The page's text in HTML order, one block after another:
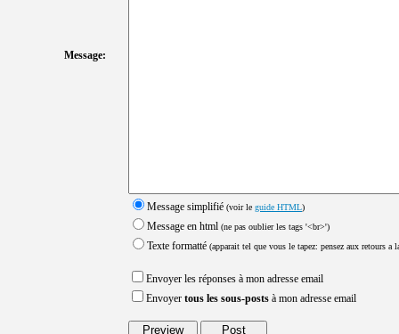
Message:
Message simplifié (voir le guide HTML)
Message en html (ne pas oublier les tags '<br>')
Texte formatté (apparait tel que vous le tapez: pensez aux retours a
Envoyer les réponses à mon adresse email
Envoyer tous les sous-posts à mon adresse email